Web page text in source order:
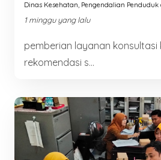
Dinas Kesehatan, Pengendalian
1 minggu yang lalu
pemberian layanan konsultasi
rekomendasi s...